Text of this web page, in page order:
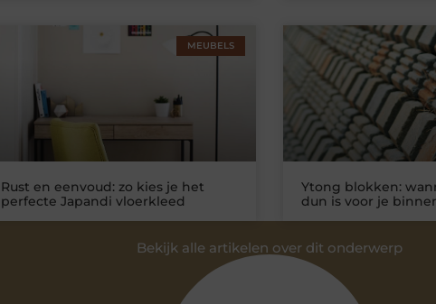
MEUBELS
Rust en eenvoud: zo kies je het
perfecte Japandi vloerkleed
Ytong blokken:
dun is voor je
Bekijk alle artikelen over dit onderwerp